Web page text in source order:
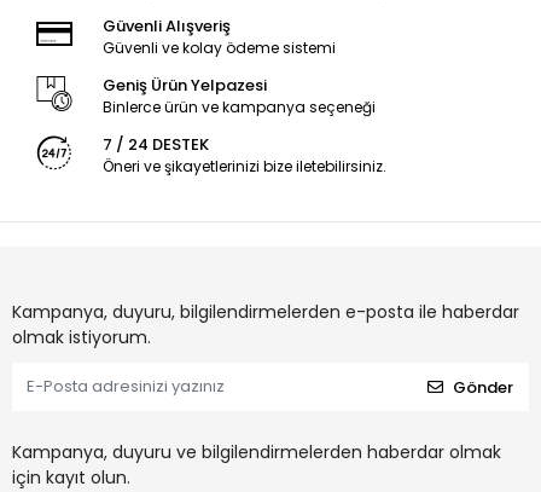
Güvenli Alışveriş
Güvenli ve kolay ödeme sistemi
Geniş Ürün Yelpazesi
Binlerce ürün ve kampanya seçeneği
7 / 24 DESTEK
Öneri ve şikayetlerinizi bize iletebilirsiniz.
Kampanya, duyuru, bilgilendirmelerden e-posta ile haberdar
olmak istiyorum.
Gönder
Kampanya, duyuru ve bilgilendirmelerden haberdar olmak
için kayıt olun.